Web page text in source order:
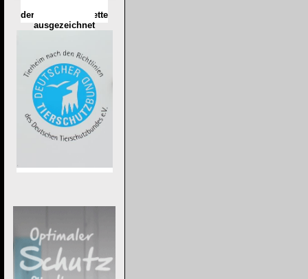
der
Tierheimplakette
ausgezeichnet